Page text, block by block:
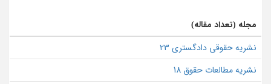
مجله (تعداد مقاله)
نشریه حقوقی دادگستری 23
نشریه مطالعات حقوق 18